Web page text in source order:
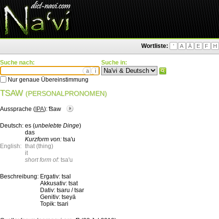
Wortliste: ' A Ä E F H
Suche nach:
ä ì
Nur genaue Übereinstimmung
Suche in:
TSAW (PERSONALPRONOMEN)
Aussprache ( IPA):͡tsaw
Deutsch: es (unbelebte Dinge)
das
Kurzform von: tsa'u
English: that (thing)
it
short form of: tsa'u
Beschreibung: Ergativ: tsal
Akkusativ: tsat
Dativ: tsaru / tsar
Genitiv: tseyä
Topik: tsari